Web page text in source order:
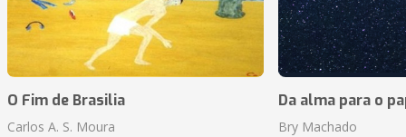
O Fim de Brasilia
Carlos A. S. Moura
Da alma para o
Bry Machado